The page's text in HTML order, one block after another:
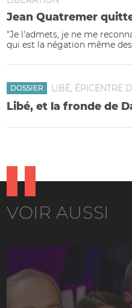
Jean Quatremer
"Je l'admets, je ne me
qui est la négation même
DOSSIER LIBÉ, ÉPICENTRE
Libé, et la fronde de
VOIR AUSSI